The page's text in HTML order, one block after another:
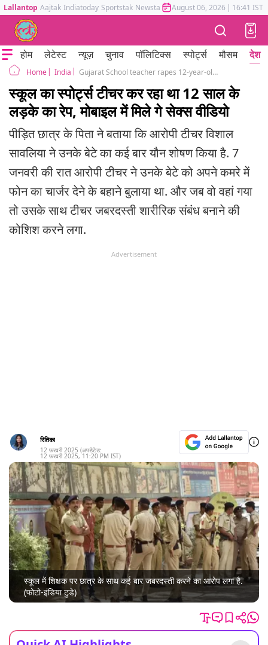
Lallantop Aajtak Indiatoday Sportstak Newstak Mumbai Tak Astrotak
August 06, 2026 | 16:41 IST
होम लेटेस्ट न्यूज़ चुनाव पॉलिटिक्स स्पोर्ट्स मौसम देश
Home India Gujarat School teacher rapes 12-year-old boy arrested
स्कूल का स्पोर्ट्स टीचर कर रहा था 12 साल के
लड़के का रेप, मोबाइल में मिले गे सेक्स वीडियो
पीड़ित छात्र के पिता ने बताया कि आरोपी टीचर विशाल
सावलिया ने उनके बेटे का कई बार यौन शोषण किया है. 7
जनवरी की रात आरोपी टीचर ने उनके बेटे को अपने कमरे में
फोन का चार्जर देने के बहाने बुलाया था. और जब वो वहां गया
तो उसके साथ टीचर जबरदस्ती शारीरिक संबंध बनाने की
कोशिश करने लगा.
Advertisement
रितिका
12 फ़रवरी 2025 (अपडेटेड:
12 फ़रवरी 2025, 11:20 PM IST)
स्कूल में शिक्षक पर छात्र के साथ कई बार जबरदस्ती करने का आरोप लगा है.
(फोटो-इंडिया टुडे)